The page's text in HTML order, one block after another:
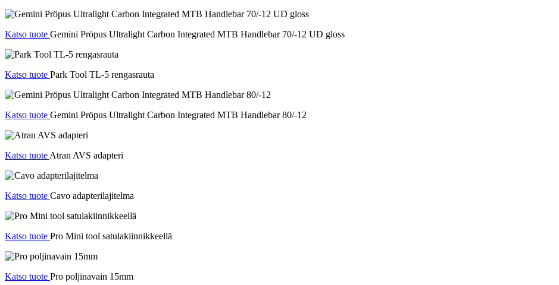
Katso tuote Gemini Pröpus Ultralight Carbon Integrated MTB Handlebar 70/-12 UD gloss
Katso tuote Park Tool TL-5 rengasrauta
Katso tuote Gemini Pröpus Ultralight Carbon Integrated MTB Handlebar 80/-12
Katso tuote Atran AVS adapteri
Katso tuote Cavo adapterilajitelma
Katso tuote Pro Mini tool satulakiinnikkeellä
Katso tuote Pro poljinavain 15mm